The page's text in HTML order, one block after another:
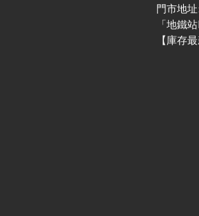
門市地
「地鐵
【庫存